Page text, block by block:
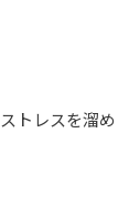
トレスを溜め